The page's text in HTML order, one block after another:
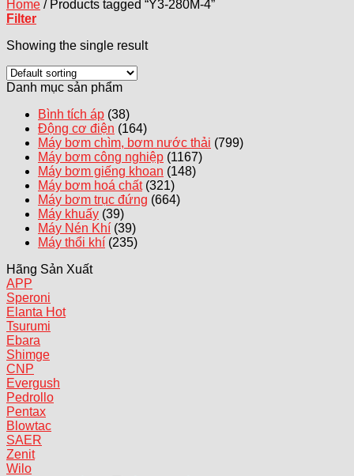
Home /Products tagged “Y3-280M-4”
Filter
Showing the single result
Danh mục sản phẩm
Bình tích áp (38)
Động cơ điện (164)
Máy bơm chìm, bơm nước thải (799)
Máy bơm công nghiệp (1167)
Máy bơm giếng khoan (148)
Máy bơm hoá chất (321)
Máy bơm trục đứng (664)
Máy khuấy (39)
Máy Nén Khí (39)
Máy thổi khí (235)
Hãng Sản Xuất
APP
Speroni
Elanta
Tsurumi
Ebara
Shimge
CNP
Evergush
Pedrollo
Pentax
Blowtac
SAER
Zenit
Wilo